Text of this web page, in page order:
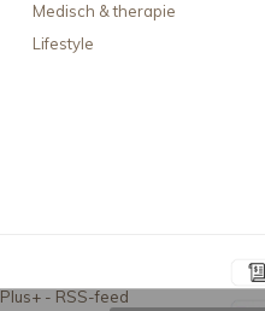
Medisch & therapie
Lifestyle
Plus+ - RSS-feed